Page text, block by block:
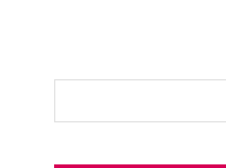
Search